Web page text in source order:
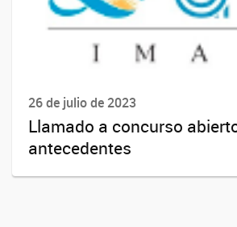
26 de julio de 2023
Llamado a concurso
antecedentes